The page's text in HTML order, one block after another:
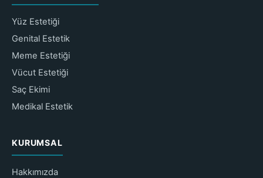
Yüz Estetiği
Genital Estetik
Meme Estetiği
Vücut Estetiği
Saç Ekimi
Medikal Estetik
KURUMSAL
Hakkımızda